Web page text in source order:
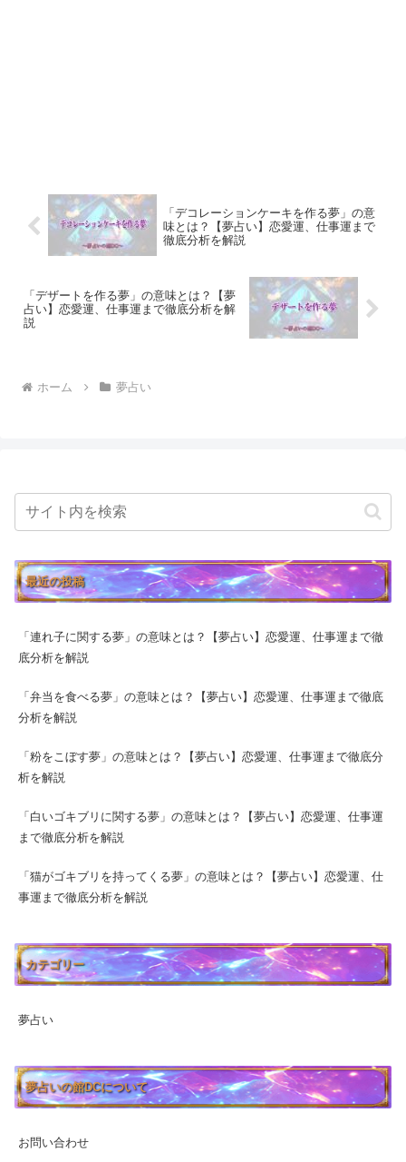
「デコレーションケーキを作る夢」の意
味とは？【夢占い】恋愛運、仕事運まで
徹底分析を解説
「デザートを作る夢」の意味とは？【夢
占い】恋愛運、仕事運まで徹底分析を解
説
ホーム 夢占い
最近の投稿
「連れ子に関する夢」の意味とは？【夢占い】恋愛運、仕事運まで徹
底分析を解説
「弁当を食べる夢」の意味とは？【夢占い】恋愛運、仕事運まで徹底
分析を解説
「粉をこぼす夢」の意味とは？【夢占い】恋愛運、仕事運まで徹底分
析を解説
「白いゴキブリに関する夢」の意味とは？【夢占い】恋愛運、仕事運
まで徹底分析を解説
「猫がゴキブリを持ってくる夢」の意味とは？【夢占い】恋愛運、仕
事運まで徹底分析を解説
カテゴリー
夢占い
夢占いの館DCについて
お問い合わせ